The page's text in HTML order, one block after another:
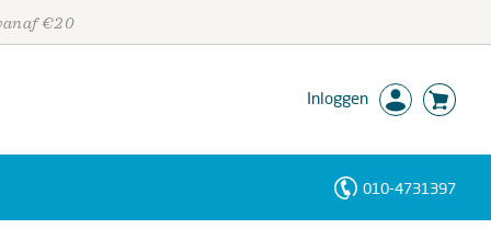
€20
Inloggen
010-4731397
Personen